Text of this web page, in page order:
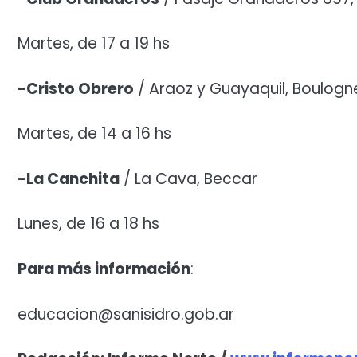
Martes, de 17 a 19 hs
-Cristo Obrero / Araoz y Guayaquil,
Martes, de 14 a 16 hs
-La Canchita / La Cava, Beccar
Lunes, de 16 a 18 hs
Para más información:
educacion@sanisidro.gob.ar